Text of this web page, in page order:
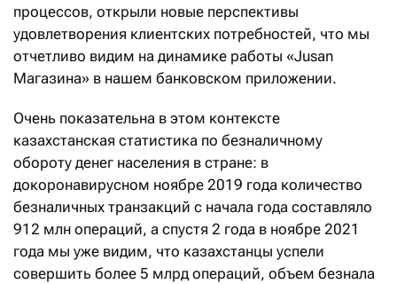
процессов, открыли новые перспективы
удовлетворения клиентских потребностей, что мы
отчетливо видим на динамике работы «Jusan
Магазина» в нашем банковском приложении.
Очень показательна в этом контексте
казахстанская статистика по безналичному
обороту денег населения в стране: в
докоронавирусном ноябре 2019 года количество
безналичных транзакций с начала года составляло
912 млн операций, а спустя 2 года в ноябре 2021
года мы уже видим, что казахстанцы успели
совершить более 5 млрд операций, объем безнала